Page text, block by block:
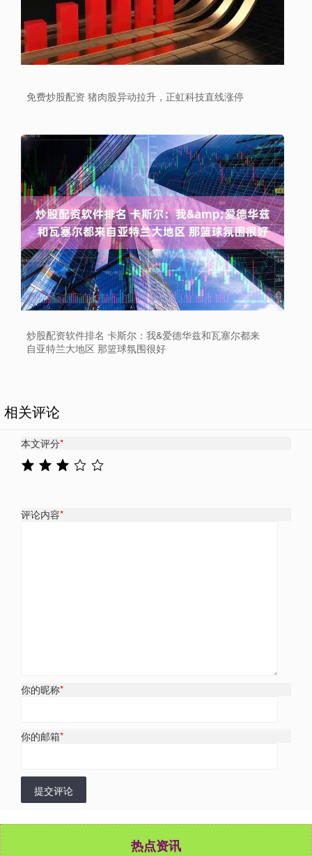
免费炒股配资 猪肉股异动拉升，正虹科技直线涨停
炒股配资软件排名 卡斯尔：我&爱德华兹和瓦塞尔都来
自亚特兰大地区 那篮球氛围很好
相关评论
本文评分*
评论内容*
你的昵称*
你的邮箱*
提交评论
热点资讯